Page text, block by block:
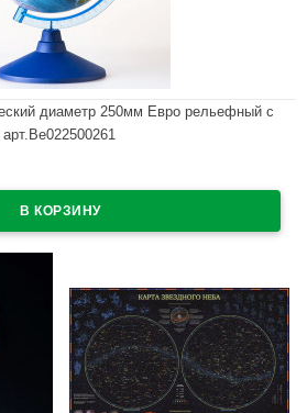
диаметр 250мм Евро рельефный с